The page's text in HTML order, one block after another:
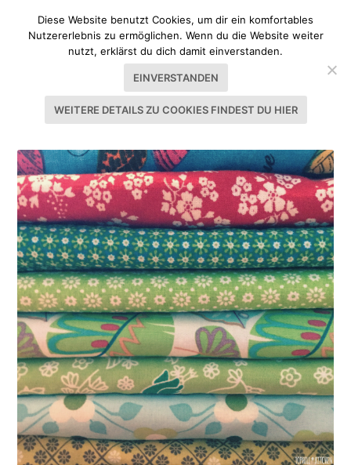
SCHLAGWORT:EINFACH
Diese Website benutzt Cookies, um dir ein komfortables
Nutzererlebnis zu ermöglichen. Wenn du die Website weiter
nutzt, erklärst du dich damit einverstanden.
EINVERSTANDEN
WEITERE DETAILS ZU COOKIES FINDEST DU HIER